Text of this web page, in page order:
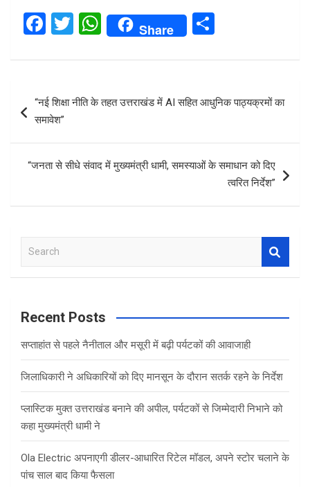
F
ce
b
o
k
T
tt
er
W
h
at
A
p
Share
ar
e
navigation
“नई शिक्षा नीति के तहत उत्तराखंड में AI सहित आधुनिक पाठ्यक्रमों का
समावेश”
“जनता से सीधे संवाद में मुख्यमंत्री धामी, समस्याओं के समाधान को दिए
त्वरित निर्देश”
a
c
Recent Posts
सप्ताहांत से पहले नैनीताल और मसूरी में बढ़ी पर्यटकों की आवाजाही
जिलाधिकारी ने अधिकारियों को दिए मानसून के दौरान सतर्क रहने के निर्देश
प्लास्टिक मुक्त उत्तराखंड बनाने की अपील, पर्यटकों से जिम्मेदारी निभाने को
कहा मुख्यमंत्री धामी ने
Ola Electric अपनाएगी डीलर-आधारित रिटेल मॉडल, अपने स्टोर चलाने के
पांच साल बाद किया फैसला